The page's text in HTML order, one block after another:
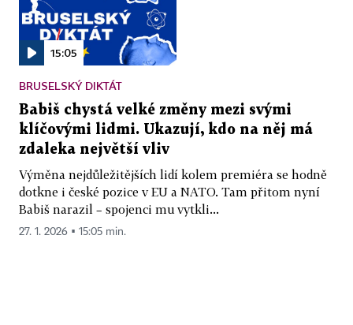
15:05
BRUSELSKÝ DIKTÁT
Babiš chystá velké změny mezi svými
klíčovými lidmi. Ukazují, kdo na něj má
zdaleka největší vliv
Výměna nejdůležitějších lidí kolem premiéra se hodně
dotkne i české pozice v EU a NATO. Tam přitom nyní
Babiš narazil – spojenci mu vytkli...
27. 1. 2026 ▪ 15:05 min.